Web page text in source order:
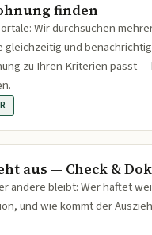
finden
Wir durchsuchen
gleichzeitig und
zu Ihren Kriterien passt —
aus — Check &
andere bleibt: Wer haftet
und wie kommt der